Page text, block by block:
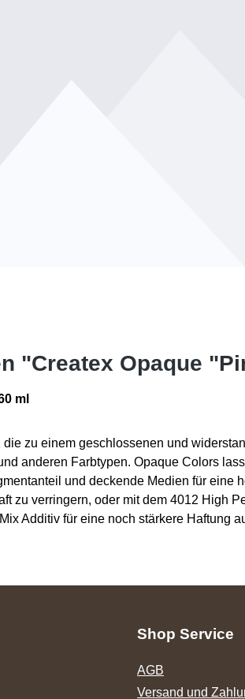
"Createx Opaque
ml
zu einem geschlossenen und
anderen Farbtypen. Opaque Colors
und deckende Medien für
zu verringern, oder mit dem 4012 High
Additiv für eine noch stärkere Haftung
Shop Service
AGB
Versand und